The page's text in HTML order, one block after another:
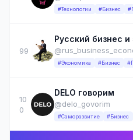
#Технологии #Бизнес
99
Русский бизнес
#Экономика #Бизнес
10
0
DELO говорим
@delo_govorim
#Саморазвитие #Бизнес